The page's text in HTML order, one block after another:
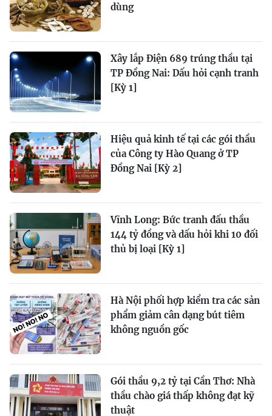
dùng
Xây lắp Điện 689 trúng thầu tại
TP Đồng Nai: Dấu hỏi cạnh tranh
[Kỳ 1]
Hiệu quả kinh tế tại các gói thầu
của Công ty Hào Quang ở TP
Đồng Nai [Kỳ 2]
Vĩnh Long: Bức tranh đấu thầu
144 tỷ đồng và dấu hỏi khi 10 đối
thủ bị loại [Kỳ 1]
Hà Nội phối hợp kiểm tra các sản
phẩm giảm cân dạng bút tiêm
không nguồn gốc
Gói thầu 9,2 tỷ tại Cần Thơ: Nhà
thầu chào giá thấp không đạt kỹ
thuật